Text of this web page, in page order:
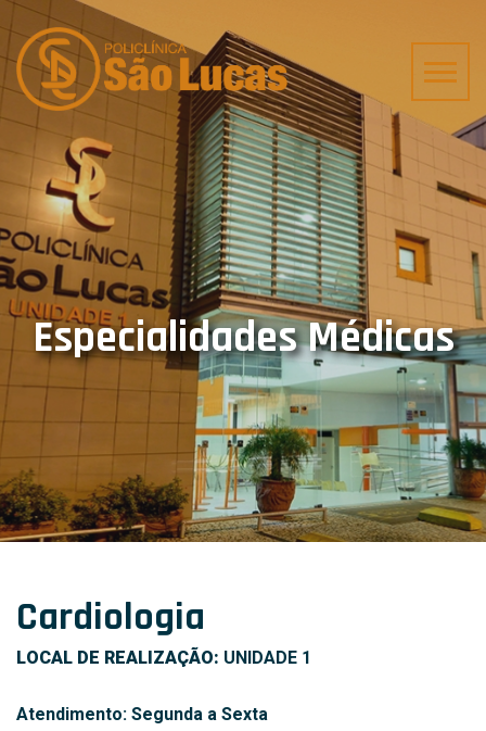
Especialidades Médicas
Cardiologia
LOCAL DE REALIZAÇÃO: UNIDADE 1
Atendimento: Segunda a Sexta